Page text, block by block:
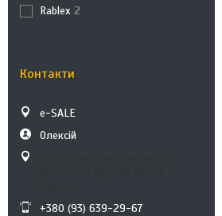
Rablex 2
Контакти
e-SALE
Олексій
+380 (93) 639-29-67